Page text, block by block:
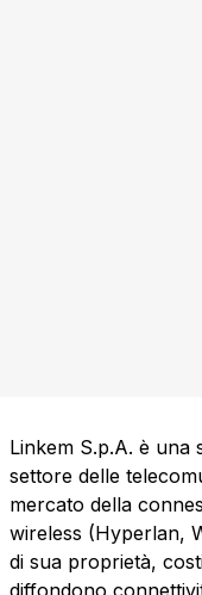
Linkem S.p.A. è una
settore delle
mercato della
wireless (Hyperlan,
di sua proprietà,